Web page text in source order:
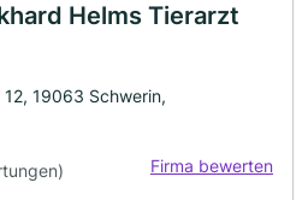
Helms Tierarzt
19063 Schwerin,
Firma bewerten